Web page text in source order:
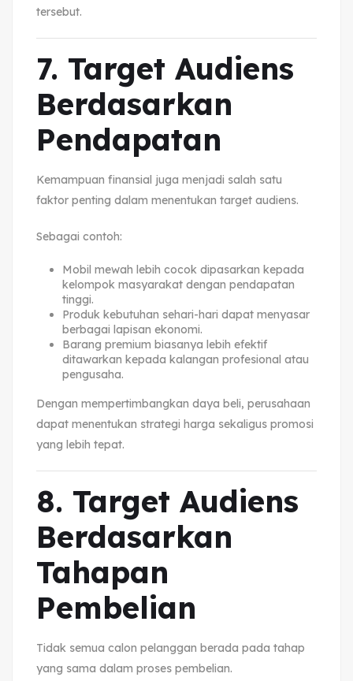
tersebut.
7. Target Audiens
Berdasarkan
Pendapatan
Kemampuan finansial juga menjadi salah satu
faktor penting dalam menentukan target audiens.
Sebagai contoh:
Mobil mewah lebih cocok dipasarkan kepada
kelompok masyarakat dengan pendapatan
tinggi.
Produk kebutuhan sehari-hari dapat menyasar
berbagai lapisan ekonomi.
Barang premium biasanya lebih efektif
ditawarkan kepada kalangan profesional atau
pengusaha.
Dengan mempertimbangkan daya beli, perusahaan
dapat menentukan strategi harga sekaligus promosi
yang lebih tepat.
8. Target Audiens
Berdasarkan
Tahapan
Pembelian
Tidak semua calon pelanggan berada pada tahap
yang sama dalam proses pembelian.